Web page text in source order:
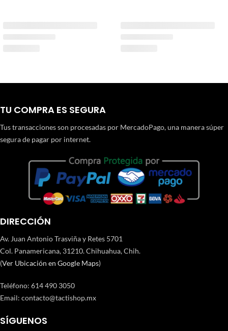
TU COMPRA ES SEGURA
Tus transacciones son procesadas por MercadoPago, una manera súper
segura de pagar por internet.
DIRECCIÓN
Av. Juan Antonio Trasviña y Retes 5701
Col. Panamericana, 31210. Chihuahua, Chih.
(Ver Ubicación en Google Maps)
Teléfono: 614 490 3050
Email: contacto@tactishop.mx
SÍGUENOS